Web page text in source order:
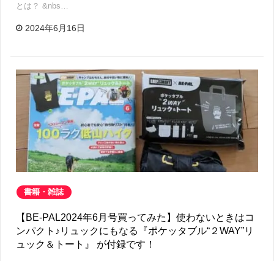
とは？ &nbs…
2024年6月16日
書籍・雑誌
【BE-PAL2024年6月号買ってみた】使わないときはコ
ンパクト♪リュックにもなる『ポケッタブル“２WAY”リ
ュック＆トート』 が付録です！